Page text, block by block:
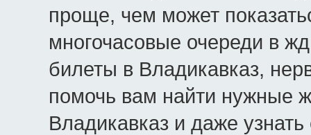
проще, чем может
многочасовые очереди в
билеты в Владикавказ,
помочь вам найти нужные
Владикавказ и даже